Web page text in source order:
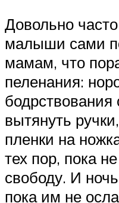
Довольно
малыши сами
мамам, что
пеленания:
бодрствования
вытянуть
пленки на
тех пор, пока
свободу. И
пока им не